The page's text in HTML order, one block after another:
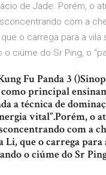
de Jade. Porém, o
com a
o carrega para a
ciúme do Sr Ping, o
Fu Panda 3
principal
a técnica de
vital”.Porém, o
com a
Li, que o carrega
o ciúme do Sr